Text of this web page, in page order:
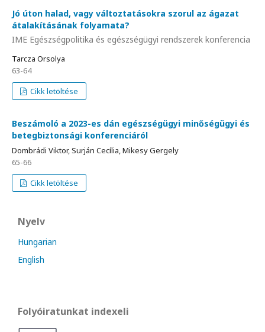
Jó úton halad, vagy változtatásokra szorul az ágazat
átalakításának folyamata?
IME Egészségpolitika és egészségügyi rendszerek konferencia
Tarcza Orsolya
63-64
Cikk letöltése
Beszámoló a 2023-es dán egészségügyi minőségügyi és
betegbiztonsági konferenciáról
Dombrádi Viktor, Surján Cecília, Mikesy Gergely
65-66
Cikk letöltése
Nyelv
Hungarian
English
Folyóiratunkat indexeli